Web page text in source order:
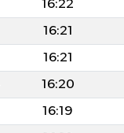
16:22
16:21
16:21
16:20
16:19